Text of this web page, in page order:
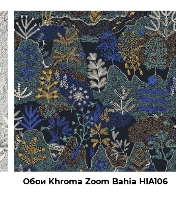
Обои Khroma Zoom Bahia HIA106